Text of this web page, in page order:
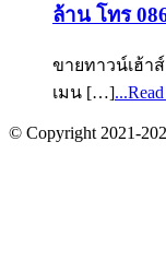
ล้าน โทร
ขายทาวน์เฮ้า
เมน […]
© Copyright 2021-